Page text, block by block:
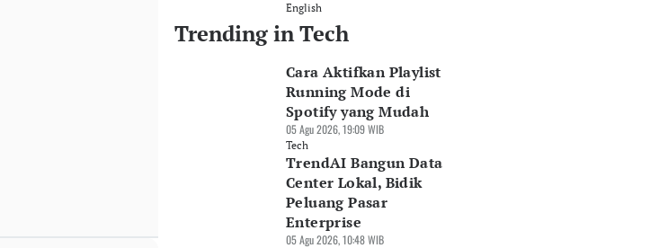
English
Trending in Tech
Cara Aktifkan Playlist
Running Mode di
Spotify yang Mudah
05 Agu 2026, 19:09 WIB
Tech
TrendAI Bangun Data
Center Lokal, Bidik
Peluang Pasar
Enterprise
05 Agu 2026, 10:48 WIB